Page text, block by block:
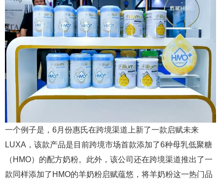
一个例子是，6月份惠氏在跨境渠道上新了一款启赋未来
LUXA，该款产品是目前跨境市场首款添加了6种母乳低聚糖
（HMO）的配方奶粉。此外，该公司还在跨境渠道推出了一
款同样添加了HMO的羊奶粉启赋蕴悠，将羊奶粉这一热门品